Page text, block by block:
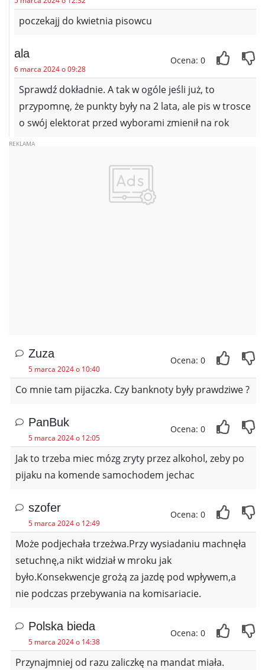
poczekajj do kwietnia pisowcu
ala
6 marca 2024 o 09:28
Ocena: 0
Sprawdź dokładnie. A tak w ogóle jeśli już, to
przypomnę, że punkty były na 2 lata, ale pis w trosce
o swój elektorat przed wyborami zmienił na rok
Zuza
5 marca 2024 o 10:40
Ocena: 0
Co mnie tam pijaczka. Czy banknoty były prawdziwe ?
PanBuk
5 marca 2024 o 12:05
Ocena: 0
Jak to trzeba miec mózg zryty przez alkohol, zeby po
pijaku na komende samochodem jechac
szofer
5 marca 2024 o 12:49
Ocena: 0
Może podjechała trzeżwa.Przy wysiadaniu machnęła
setuchnę,a nikt widział w mroku jak
było.Konsekwencje grożą za jazdę pod wpływem,a
nie podczas przebywania na komisariacie.
Polska bieda
5 marca 2024 o 14:38
Ocena: 0
Przynajmniej od razu zaliczkę na mandat miała.